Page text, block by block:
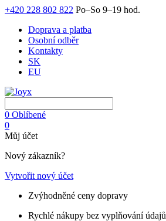
+420 228 802 822 Po–So 9–19 hod.
Doprava a platba
Osobní odběr
Kontakty
SK
EU
0 Oblíbené
0
Můj účet
Nový zákazník?
Vytvořit nový účet
Zvýhodněné ceny dopravy
Rychlé nákupy bez vyplňování údajů